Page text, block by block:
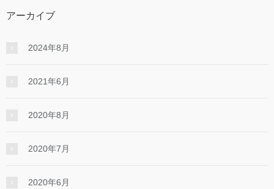
アーカイブ
2024年8月
2021年6月
2020年8月
2020年7月
2020年6月